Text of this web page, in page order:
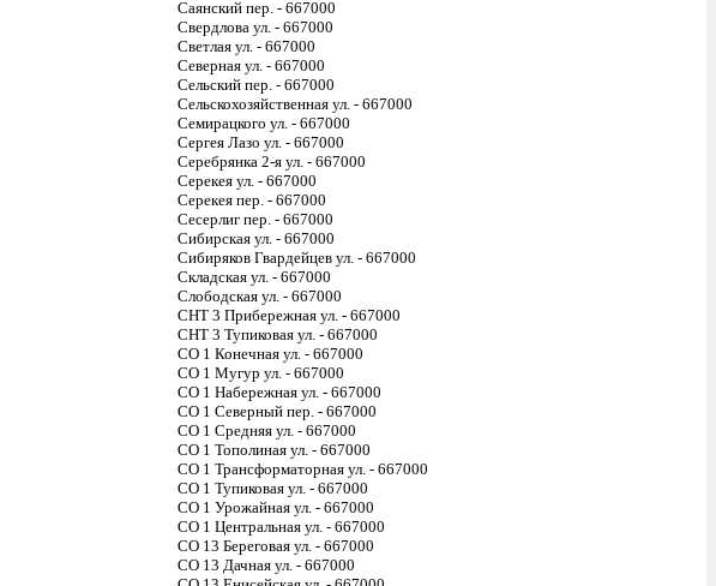
Саянский пер. - 667000
Свердлова ул. - 667000
Светлая ул. - 667000
Северная ул. - 667000
Сельский пер. - 667000
Сельскохозяйственная ул. - 667000
Семирацкого ул. - 667000
Сергея Лазо ул. - 667000
Серебрянка 2-я ул. - 667000
Серекея ул. - 667000
Серекея пер. - 667000
Сесерлиг пер. - 667000
Сибирская ул. - 667000
Сибиряков Гвардейцев ул. - 667000
Складская ул. - 667000
Слободская ул. - 667000
СНТ 3 Прибережная ул. - 667000
СНТ 3 Тупиковая ул. - 667000
СО 1 Конечная ул. - 667000
СО 1 Мугур ул. - 667000
СО 1 Набережная ул. - 667000
СО 1 Северный пер. - 667000
СО 1 Средняя ул. - 667000
СО 1 Тополиная ул. - 667000
СО 1 Трансформаторная ул. - 667000
СО 1 Тупиковая ул. - 667000
СО 1 Урожайная ул. - 667000
СО 1 Центральная ул. - 667000
СО 13 Береговая ул. - 667000
СО 13 Дачная ул. - 667000